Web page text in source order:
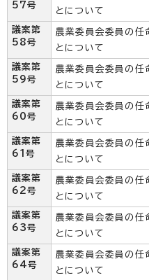
57号
とについて
議案第
58号
農業委員会委員の任
とについて
議案第
59号
農業委員会委員の任
とについて
議案第
60号
農業委員会委員の任
とについて
議案第
61号
農業委員会委員の任
とについて
議案第
62号
農業委員会委員の任
とについて
議案第
63号
農業委員会委員の任
とについて
議案第
64号
農業委員会委員の任
とについて